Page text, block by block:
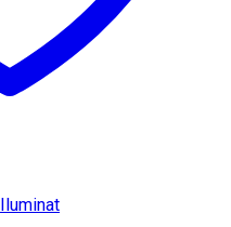
Iluminat